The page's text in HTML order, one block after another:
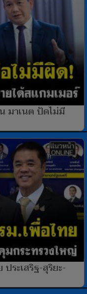
มาเนต ปัดไม่มี
ระเสริฐ-สุริยะ-